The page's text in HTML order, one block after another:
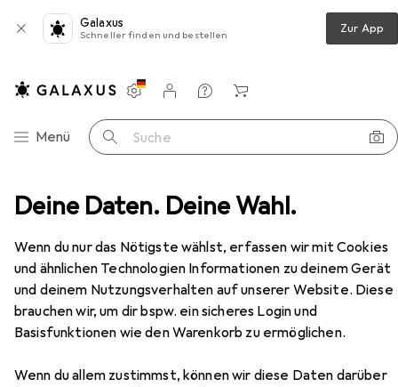
Deine Daten. Deine Wahl.
Wenn du nur das Nötigste wählst, erfassen wir mit Cookies
und ähnlichen Technologien Informationen zu deinem Gerät
und deinem Nutzungsverhalten auf unserer Website. Diese
brauchen wir, um dir bspw. ein sicheres Login und
Basisfunktionen wie den Warenkorb zu ermöglichen.
Wenn du allem zustimmst, können wir diese Daten darüber
Galaxus
Schneller finden und bestellen Zur App
Navigation nach Kategorien
Menü Suche
Einstellungen
Kundenkonto
Vergleichslisten
Merklisten
Warenkorb
Stative + Gimbals Stativ Sirui ET-1204+E-10
EUR
153,42
Sirui ET-1204+E-10